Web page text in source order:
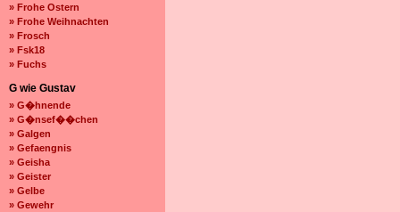
» Frohe Ostern
» Frohe Weihnachten
» Frosch
» Fsk18
» Fuchs
G wie Gustav
» G�hnende
» G�nsef��chen
» Galgen
» Gefaengnis
» Geisha
» Geister
» Gelbe
» Gewehr